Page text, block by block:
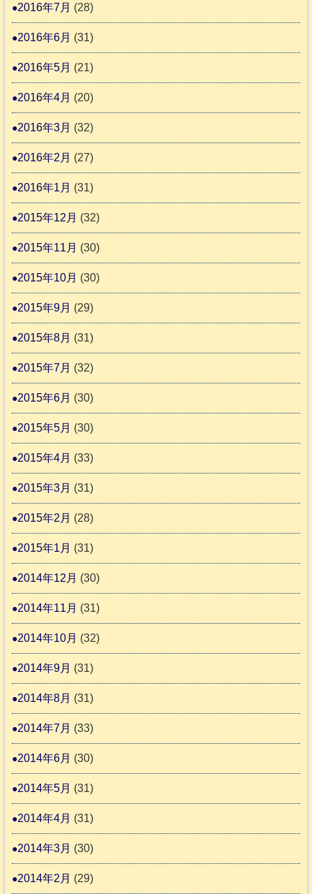
2016年7月 (28)
2016年6月 (31)
2016年5月 (21)
2016年4月 (20)
2016年3月 (32)
2016年2月 (27)
2016年1月 (31)
2015年12月 (32)
2015年11月 (30)
2015年10月 (30)
2015年9月 (29)
2015年8月 (31)
2015年7月 (32)
2015年6月 (30)
2015年5月 (30)
2015年4月 (33)
2015年3月 (31)
2015年2月 (28)
2015年1月 (31)
2014年12月 (30)
2014年11月 (31)
2014年10月 (32)
2014年9月 (31)
2014年8月 (31)
2014年7月 (33)
2014年6月 (30)
2014年5月 (31)
2014年4月 (31)
2014年3月 (30)
2014年2月 (29)